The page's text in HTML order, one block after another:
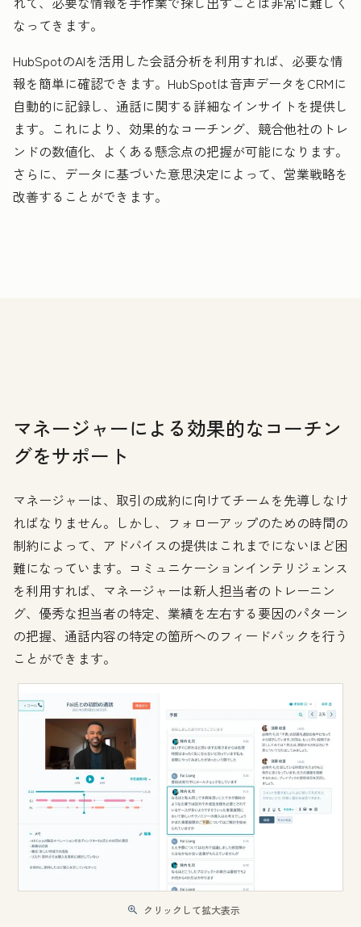
なってきます。
HubSpotのAIを活用した会話分析を利用すれば、必要な情
報を簡単に確認できます。HubSpotは音声データをCRMに
自動的に記録し、通話に関する詳細なインサイトを提供し
ます。これにより、効果的なコーチング、競合他社のトレ
ンドの数値化、よくある懸念点の把握が可能になります。
さらに、データに基づいた意思決定によって、営業戦略を
改善することができます。
マネージャーによる効果的なコーチン
グをサポート
マネージャーは、取引の成約に向けてチームを先導しなけ
ればなりません。しかし、フォローアップのための時間の
制約によって、アドバイスの提供はこれまでにないほど困
難になっています。コミュニケーションインテリジェンス
を利用すれば、マネージャーは新人担当者のトレーニン
グ、優秀な担当者の特定、業績を左右する要因のパターン
の把握、通話内容の特定の箇所へのフィードバックを行う
ことができます。
クリックして拡大表示